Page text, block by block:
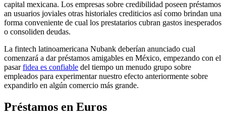
capital mexicana. Los empresas sobre credibilidad poseen préstamos
an usuarios joviales otras historiales crediticios así­ como brindan una
forma conveniente de cual los prestatarios cubran gastos inesperados
o consoliden deudas.
La fintech latinoamericana Nubank deberían anunciado cual
comenzará a dar préstamos amigables en México, empezando con el
pasarfidea es confiable del tiempo un menudo grupo sobre
empleados para experimentar nuestro efecto anteriormente sobre
expandirlo en algún comercio más grande.
Préstamos en Euros